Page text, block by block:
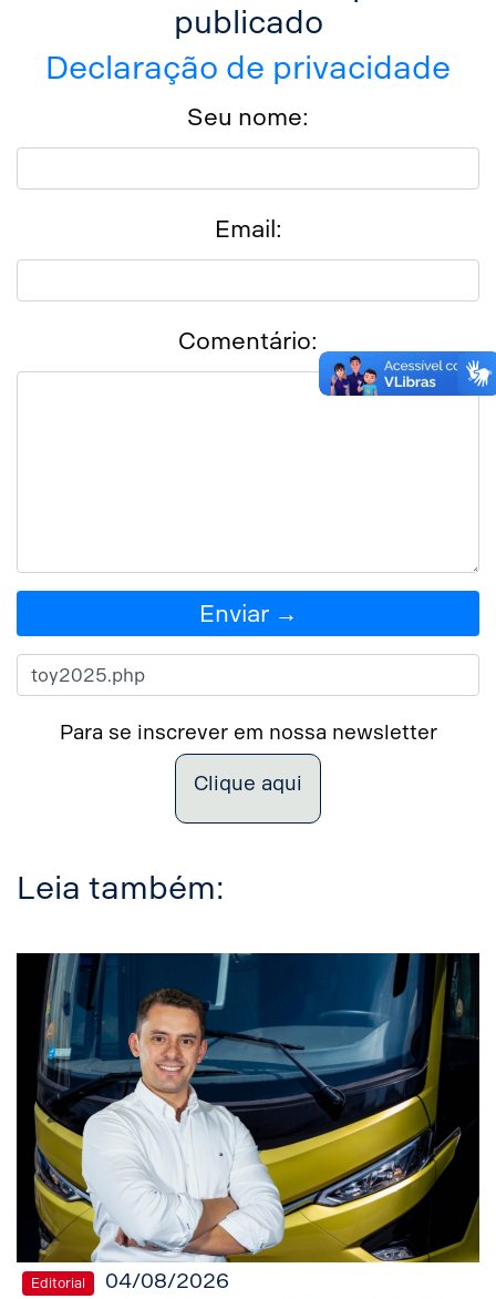
publicado
Declaração de privacidade
Seu nome:
Email:
Comentário:
Enviar →
Para se inscrever em nossa newsletter
Clique aqui
Leia também:
Editorial 04/08/2026